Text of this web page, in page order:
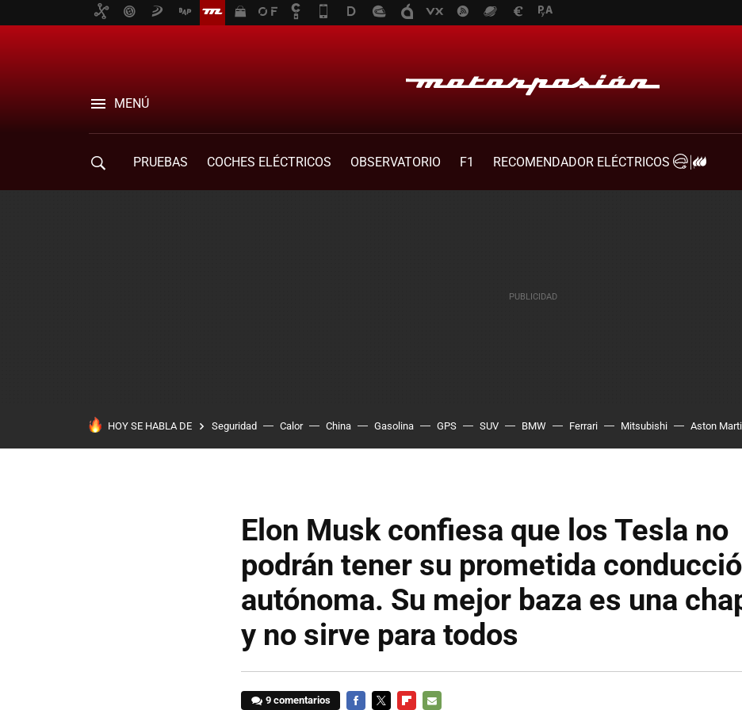
MENÚ
PRUEBAS COCHES ELÉCTRICOS OBSERVATORIO F1
RECOMENDADOR ELÉCTRICOS
HOY SE HABLA DE Seguridad Calor China Gasolina GPS SUV BMW Ferrari Mitsubishi Aston
Elon Musk confiesa que los Tesla no
podrán tener su prometida
autónoma. Su mejor baza es una
y no sirve para todos
9 comentarios